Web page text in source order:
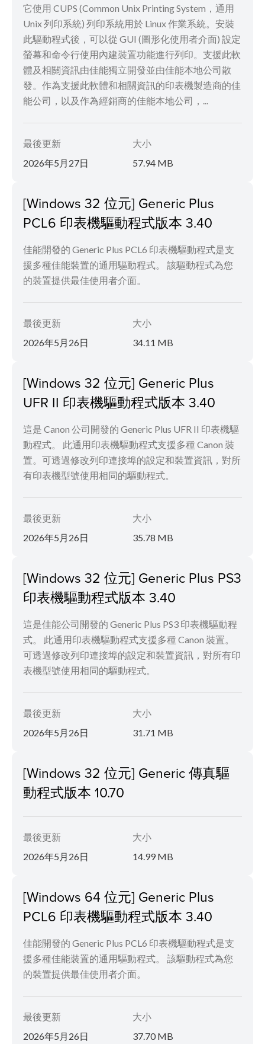
它使用 CUPS (Common Unix Printing System，通用
Unix 列印系統) 列印系統用於 Linux 作業系統。安裝
此驅動程式後，可以從 GUI (圖形化使用者介面) 設定
螢幕和命令行使用內建裝置功能進行列印。支援此軟
體及相關資訊由佳能獨立開發並由佳能本地公司散
發。作為支援此軟體和相關資訊的印表機製造商的佳
能公司，以及作為經銷商的佳能本地公司，...
最後更新
2026年5月27日
大小
57.94 MB
[Windows 32 位元] Generic Plus
PCL6 印表機驅動程式版本 3.40
佳能開發的 Generic Plus PCL6 印表機驅動程式是支
援多種佳能裝置的通用驅動程式。 該驅動程式為您
的裝置提供最佳使用者介面。
最後更新
2026年5月26日
大小
34.11 MB
[Windows 32 位元] Generic Plus
UFR II 印表機驅動程式版本 3.40
這是 Canon 公司開發的 Generic Plus UFR II 印表機驅
動程式。 此通用印表機驅動程式支援多種 Canon 裝
置。可透過修改列印連接埠的設定和裝置資訊，對所
有印表機型號使用相同的驅動程式。
最後更新
2026年5月26日
大小
35.78 MB
[Windows 32 位元] Generic Plus PS3
印表機驅動程式版本 3.40
這是佳能公司開發的 Generic Plus PS3 印表機驅動程
式。 此通用印表機驅動程式支援多種 Canon 裝置。
可透過修改列印連接埠的設定和裝置資訊，對所有印
表機型號使用相同的驅動程式。
最後更新
2026年5月26日
大小
31.71 MB
[Windows 32 位元] Generic 傳真驅
動程式版本 10.70
最後更新
2026年5月26日
大小
14.99 MB
[Windows 64 位元] Generic Plus
PCL6 印表機驅動程式版本 3.40
佳能開發的 Generic Plus PCL6 印表機驅動程式是支
援多種佳能裝置的通用驅動程式。 該驅動程式為您
的裝置提供最佳使用者介面。
最後更新
2026年5月26日
大小
37.70 MB